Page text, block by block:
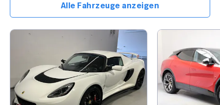
Alle Fahrzeuge anzeigen